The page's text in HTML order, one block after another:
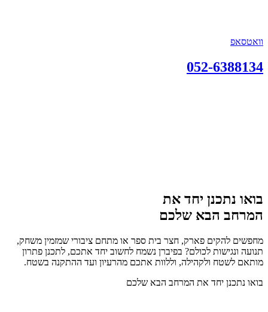
וואטסאפ
052-6388134
בואו נתכנן יחד את
המרחב הבא שלכם
מחפשים להקים פארק, חצר בית ספר או מתחם ציבורי שמזמין משחק,
תנועה ונגישות לכולם? בפיברן נשמח לחשוב יחד אתכם, לתכנן פתרון
מותאם לשטח ולקהילה, וללוות אתכם מהרעיון ועד ההתקנה בשטח.
בואו נתכנן יחד את המרחב הבא שלכם